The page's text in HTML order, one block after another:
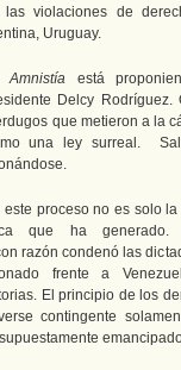
violaciones de
Uruguay.
está
Delcy
que metieron a la
una ley surreal.
este proceso no es solo
que ha
razón condenó las
frente a
El principio de los
contingente